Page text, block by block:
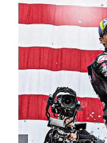
À
AUSTIN
DEVANT
CO-
ÉQUIPIER
JORGE
MARTIN